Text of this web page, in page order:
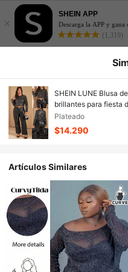
×
SHEIN APP
Descarga la APP y gana
(1,319)
SHEIN LUNE Blusa
brillantes para fiesta
Nuevo, tallas grandes
Plateado
$14.290
Artículos Similares